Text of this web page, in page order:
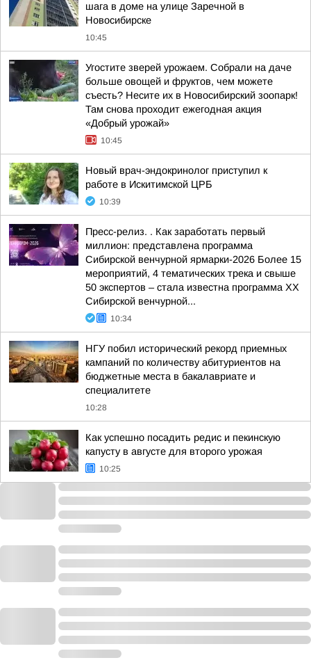
шага в доме на улице Заречной в
Новосибирске
10:45
Угостите зверей урожаем. Собрали на даче
больше овощей и фруктов, чем можете
съесть? Несите их в Новосибирский зоопарк!
Там снова проходит ежегодная акция
«Добрый урожай»
10:45
Новый врач-эндокринолог приступил к
работе в Искитимской ЦРБ
10:39
Пресс-релиз. . Как заработать первый
миллион: представлена программа
Сибирской венчурной ярмарки-2026 Более 15
мероприятий, 4 тематических трека и свыше
50 экспертов – стала известна программа XX
Сибирской венчурной...
10:34
НГУ побил исторический рекорд приемных
кампаний по количеству абитуриентов на
бюджетные места в бакалавриате и
специалитете
10:28
Как успешно посадить редис и пекинскую
капусту в августе для второго урожая
10:25